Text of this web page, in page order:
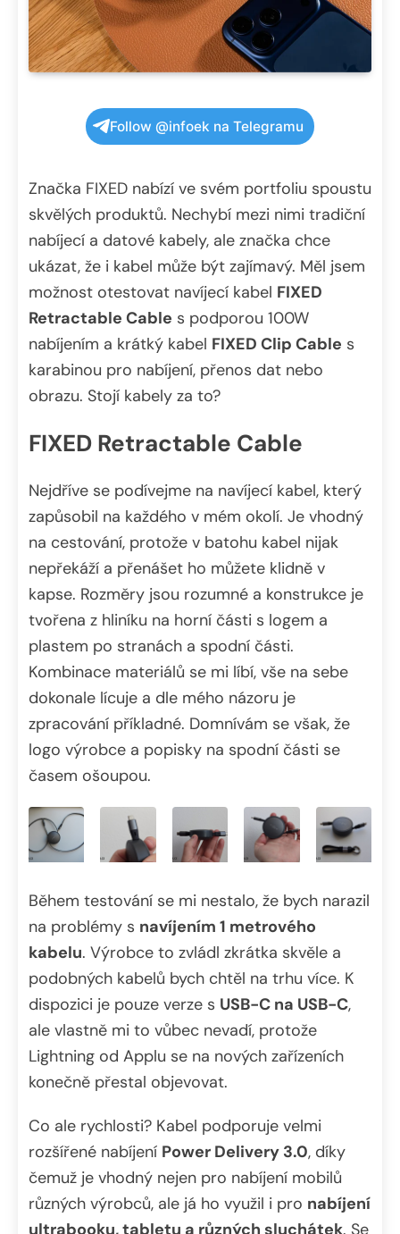
Follow @infoek na Telegramu
Značka FIXED nabízí ve svém portfoliu spoustu
skvělých produktů. Nechybí mezi nimi tradiční
nabíjecí a datové kabely, ale značka chce
ukázat, že i kabel může být zajímavý. Měl jsem
možnost otestovat navíjecí kabel FIXED
Retractable Cable s podporou 100W
nabíjením a krátký kabel FIXED Clip Cable s
karabinou pro nabíjení, přenos dat nebo
obrazu. Stojí kabely za to?
FIXED Retractable Cable
Nejdříve se podívejme na navíjecí kabel, který
zapůsobil na každého v mém okolí. Je vhodný
na cestování, protože v batohu kabel nijak
nepřekáží a přenášet ho můžete klidně v
kapse. Rozměry jsou rozumné a konstrukce je
tvořena z hliníku na horní části s logem a
plastem po stranách a spodní části.
Kombinace materiálů se mi líbí, vše na sebe
dokonale lícuje a dle mého názoru je
zpracování příkladné. Domnívám se však, že
logo výrobce a popisky na spodní části se
časem ošoupou.
Během testování se mi nestalo, že bych narazil
na problémy s navíjením 1 metrového
kabelu. Výrobce to zvládl zkrátka skvěle a
podobných kabelů bych chtěl na trhu více. K
dispozici je pouze verze s USB-C na USB-C,
ale vlastně mi to vůbec nevadí, protože
Lightning od Applu se na nových zařízeních
konečně přestal objevovat.
Co ale rychlosti? Kabel podporuje velmi
rozšířené nabíjení Power Delivery 3.0, díky
čemuž je vhodný nejen pro nabíjení mobilů
různých výrobců, ale já ho využil i pro nabíjení